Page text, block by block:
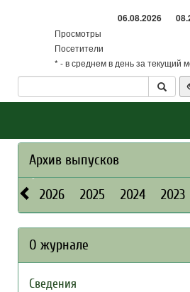
06.08.2026
Просмотры
Посетители
* - в среднем в день за текущий
Архив выпусков
2026 2025 2024 2023
О журнале
Сведения